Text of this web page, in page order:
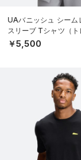
UAバニッシュ シーム
スリーブ Tシャツ（ト
EN）
￥5,500